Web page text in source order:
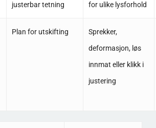
justerbar tetning
for ulike lysforhold
Plan for utskifting
Sprekker,
deformasjon, løs
innmat eller klikk i
justering